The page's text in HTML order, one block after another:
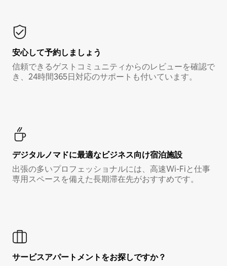
安心して予約しましょう
信頼できるゲストコミュニティからのレビューを確認で
き、24時間365日対応のサポートも付いています。
デジタルノマド⁠に最⁠適⁠なビ⁠ジ⁠ネ⁠ス⁠向⁠け宿⁠泊⁠施⁠設
出張の多いプロフェッショナルには、高速Wi-Fiと仕事
専用スペースを備えた長期滞在先がおすすめです。
サービスアパートメントをお探しですか？